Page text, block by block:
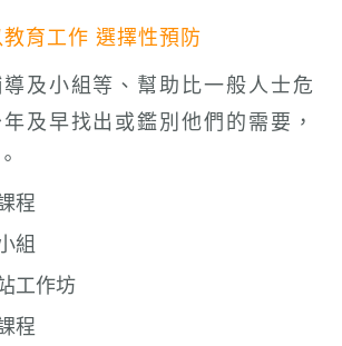
育工作 選擇性預防
及小組等、幫助比一般人士危
及早找出或鑑別他們的需要，
程
組
工作坊
程